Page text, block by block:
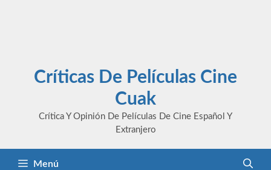
Críticas De Películas Cine
Cuak
Crítica Y Opinión De Películas De Cine Español Y
Extranjero
Menú